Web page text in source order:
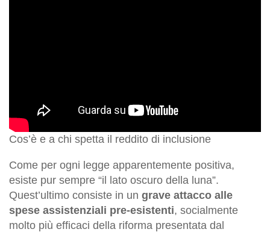
Cos’è e a chi spetta il reddito di inclusione
Come per ogni legge apparentemente positiva,
esiste pur sempre “il lato oscuro della luna”.
Quest’ultimo consiste in un grave attacco alle
spese assistenziali pre-esistenti, socialmente
molto più efficaci della riforma presentata dal